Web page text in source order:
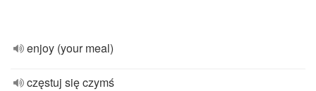
enjoy (your meal)
częstuj się czymś